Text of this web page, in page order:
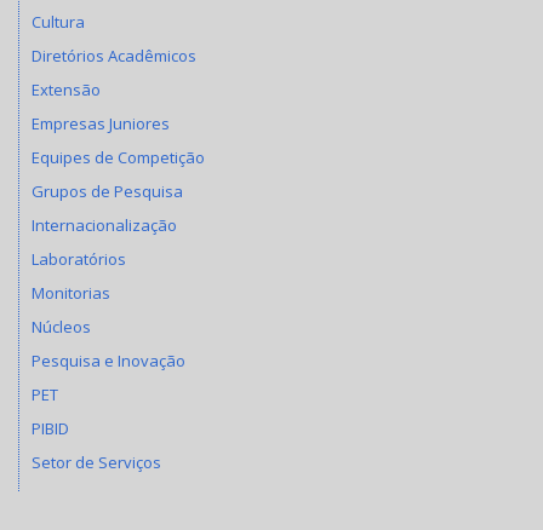
Cultura
Diretórios Acadêmicos
Extensão
Empresas Juniores
Equipes de Competição
Grupos de Pesquisa
Internacionalização
Laboratórios
Monitorias
Núcleos
Pesquisa e Inovação
PET
PIBID
Setor de Serviços